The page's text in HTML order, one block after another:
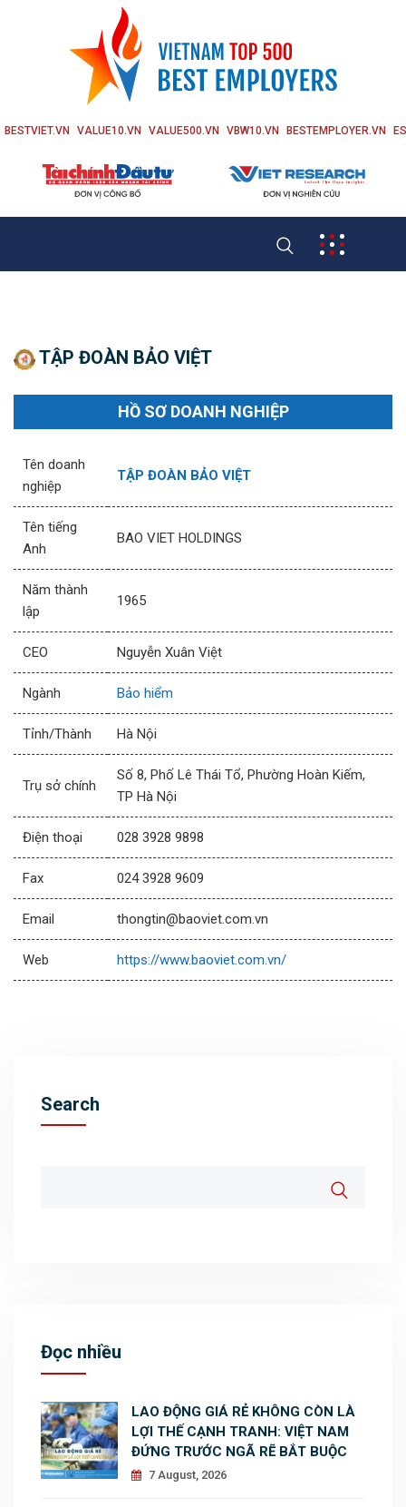
BESTVIET.VN VALUE10.VN VALUE500.VN VBW10.VN BESTEMPLOYER.VN
TẬP ĐOÀN BẢO VIỆT
HỒ SƠ DOANH NGHIỆP
Tên doanh
nghiệp
TẬP ĐOÀN BẢO VIỆT
Tên tiếng
Anh
BAO VIET HOLDINGS
Năm thành
lập
1965
CEO Nguyễn Xuân Việt
Ngành Bảo hiểm
Tỉnh/Thành Hà Nội
Trụ sở chính
Số 8, Phố Lê Thái Tổ, Phường Hoàn Kiếm,
TP Hà Nội
Điện thoại 028 3928 9898
Fax 024 3928 9609
Email thongtin@baoviet.com.vn
Web https://www.baoviet.com.vn/
Search
Đọc nhiều
LAO ĐỘNG GIÁ RẺ KHÔNG CÒN LÀ
LỢI THẾ CẠNH TRANH: VIỆT NAM
ĐỨNG TRƯỚC NGÃ RẼ BẮT BUỘC
7 August, 2026